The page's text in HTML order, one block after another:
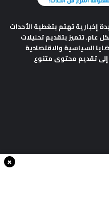
إخبارية تهتم بتغطية الأحداث
عام. تتميز بتقديم تحليلات
السياسية والاقتصادية
إلى تقديم محتوى متنوع
×